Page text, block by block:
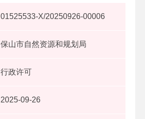
01525533-X/20250926-00006
保山市自然资源和规划局
行政许可
2025-09-26